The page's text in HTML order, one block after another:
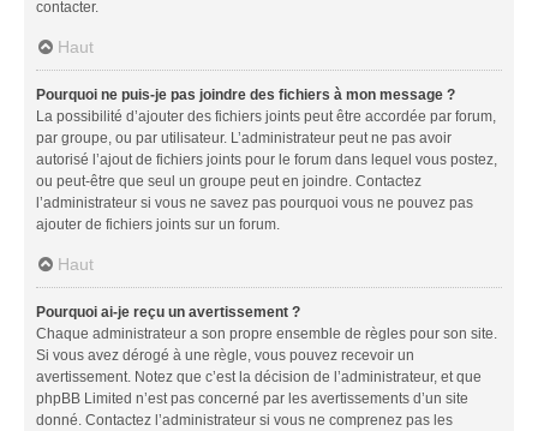
contacter.
Haut
Pourquoi ne puis-je pas joindre des fichiers à mon message ?
La possibilité d’ajouter des fichiers joints peut être accordée par forum,
par groupe, ou par utilisateur. L’administrateur peut ne pas avoir
autorisé l’ajout de fichiers joints pour le forum dans lequel vous postez,
ou peut-être que seul un groupe peut en joindre. Contactez
l’administrateur si vous ne savez pas pourquoi vous ne pouvez pas
ajouter de fichiers joints sur un forum.
Haut
Pourquoi ai-je reçu un avertissement ?
Chaque administrateur a son propre ensemble de règles pour son site.
Si vous avez dérogé à une règle, vous pouvez recevoir un
avertissement. Notez que c’est la décision de l’administrateur, et que
phpBB Limited n’est pas concerné par les avertissements d’un site
donné. Contactez l’administrateur si vous ne comprenez pas les